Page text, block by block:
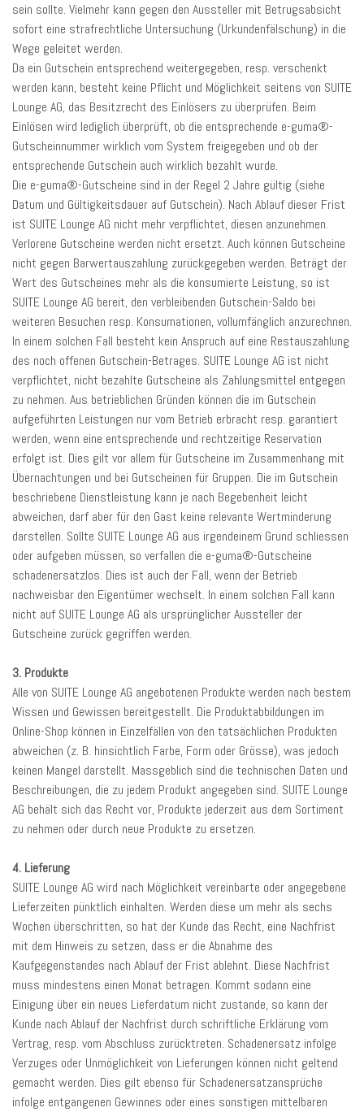
sein sollte. Vielmehr kann gegen den Aussteller mit Betrugsabsicht
sofort eine strafrechtliche Untersuchung (Urkundenfälschung) in die
Wege geleitet werden.
Da ein Gutschein entsprechend weitergegeben, resp. verschenkt
werden kann, besteht keine Pflicht und Möglichkeit seitens von SUITE
Lounge AG, das Besitzrecht des Einlösers zu überprüfen. Beim
Einlösen wird lediglich überprüft, ob die entsprechende e-guma®-
Gutscheinnummer wirklich vom System freigegeben und ob der
entsprechende Gutschein auch wirklich bezahlt wurde.
Die e-guma®-Gutscheine sind in der Regel 2 Jahre gültig (siehe
Datum und Gültigkeitsdauer auf Gutschein). Nach Ablauf dieser Frist
ist SUITE Lounge AG nicht mehr verpflichtet, diesen anzunehmen.
Verlorene Gutscheine werden nicht ersetzt. Auch können Gutscheine
nicht gegen Barwertauszahlung zurückgegeben werden. Beträgt der
Wert des Gutscheines mehr als die konsumierte Leistung, so ist
SUITE Lounge AG bereit, den verbleibenden Gutschein-Saldo bei
weiteren Besuchen resp. Konsumationen, vollumfänglich anzurechnen.
In einem solchen Fall besteht kein Anspruch auf eine Restauszahlung
des noch offenen Gutschein-Betrages. SUITE Lounge AG ist nicht
verpflichtet, nicht bezahlte Gutscheine als Zahlungsmittel entgegen
zu nehmen. Aus betrieblichen Gründen können die im Gutschein
aufgeführten Leistungen nur vom Betrieb erbracht resp. garantiert
werden, wenn eine entsprechende und rechtzeitige Reservation
erfolgt ist. Dies gilt vor allem für Gutscheine im Zusammenhang mit
Übernachtungen und bei Gutscheinen für Gruppen. Die im Gutschein
beschriebene Dienstleistung kann je nach Begebenheit leicht
abweichen, darf aber für den Gast keine relevante Wertminderung
darstellen. Sollte SUITE Lounge AG aus irgendeinem Grund schliessen
oder aufgeben müssen, so verfallen die e-guma®-Gutscheine
schadenersatzlos. Dies ist auch der Fall, wenn der Betrieb
nachweisbar den Eigentümer wechselt. In einem solchen Fall kann
nicht auf SUITE Lounge AG als ursprünglicher Aussteller der
Gutscheine zurück gegriffen werden.
3. Produkte
Alle von SUITE Lounge AG angebotenen Produkte werden nach bestem
Wissen und Gewissen bereitgestellt. Die Produktabbildungen im
Online-Shop können in Einzelfällen von den tatsächlichen Produkten
abweichen (z. B. hinsichtlich Farbe, Form oder Grösse), was jedoch
keinen Mangel darstellt. Massgeblich sind die technischen Daten und
Beschreibungen, die zu jedem Produkt angegeben sind. SUITE Lounge
AG behält sich das Recht vor, Produkte jederzeit aus dem Sortiment
zu nehmen oder durch neue Produkte zu ersetzen.
4. Lieferung
SUITE Lounge AG wird nach Möglichkeit vereinbarte oder angegebene
Lieferzeiten pünktlich einhalten. Werden diese um mehr als sechs
Wochen überschritten, so hat der Kunde das Recht, eine Nachfrist
mit dem Hinweis zu setzen, dass er die Abnahme des
Kaufgegenstandes nach Ablauf der Frist ablehnt. Diese Nachfrist
muss mindestens einen Monat betragen. Kommt sodann eine
Einigung über ein neues Lieferdatum nicht zustande, so kann der
Kunde nach Ablauf der Nachfrist durch schriftliche Erklärung vom
Vertrag, resp. vom Abschluss zurücktreten. Schadenersatz infolge
Verzuges oder Unmöglichkeit von Lieferungen können nicht geltend
gemacht werden. Dies gilt ebenso für Schadenersatzansprüche
infolge entgangenen Gewinnes oder eines sonstigen mittelbaren